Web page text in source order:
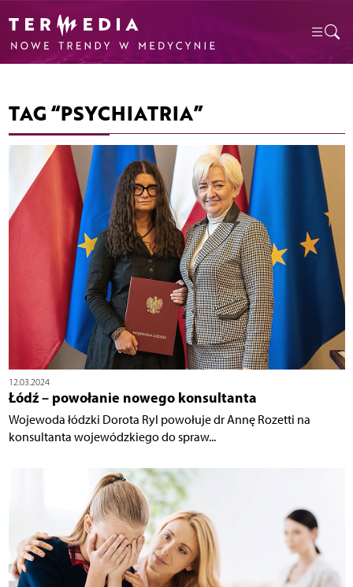
TAG “PSYCHIATRIA”
12.03.2024
Łódź – powołanie nowego konsultanta
Wojewoda łódzki Dorota Ryl powołuje dr Annę Rozetti na
konsultanta wojewódzkiego do spraw...